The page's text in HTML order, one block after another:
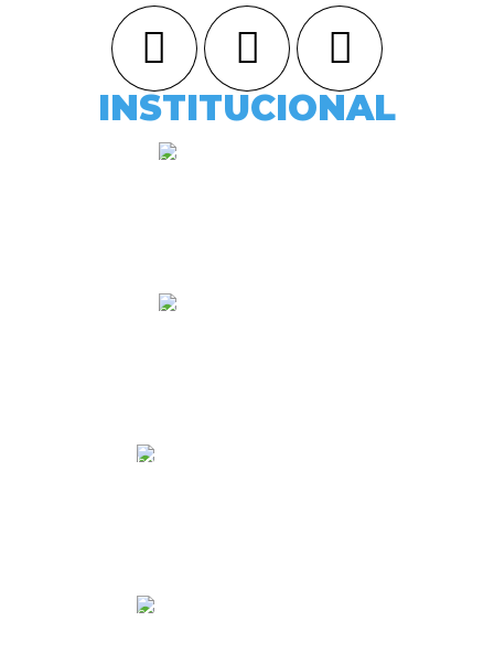
INSTITUCIONAL